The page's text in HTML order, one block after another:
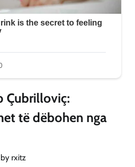
Çubrilloviç:
të dëbohen nga
by rxitz